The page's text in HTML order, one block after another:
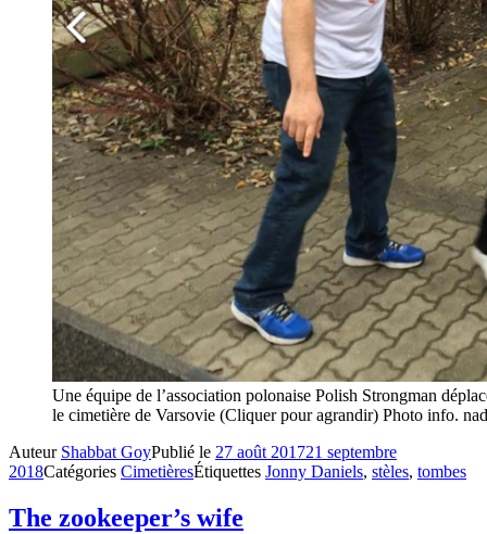
Une équipe de l’association polonaise Polish Strongman
le cimetière de Varsovie (Cliquer pour agrandir) Photo info.
Auteur Shabbat GoyPublié le 27 août 201721 septembre
2018Catégories CimetièresÉtiquettes Jonny Daniels, stèles, tombes
The zookeeper’s wife